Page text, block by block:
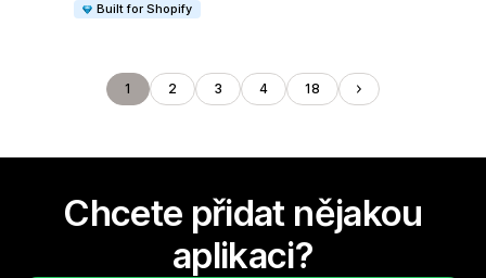
Built for Shopify
1 2 3 4 18
Chcete přidat nějakou
aplikaci?